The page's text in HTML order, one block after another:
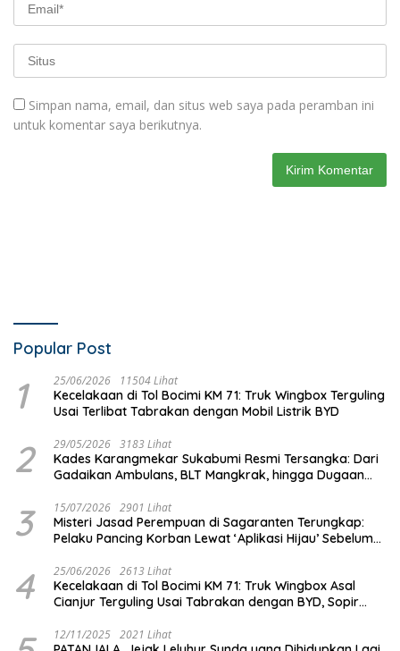
Simpan nama, email, dan situs web saya pada peramban ini
untuk komentar saya berikutnya.
Popular Post
1 25/06/2026 11504 Lihat
Kecelakaan di Tol Bocimi KM 71: Truk Wingbox Terguling
Usai Terlibat Tabrakan dengan Mobil Listrik BYD
2 29/05/2026 3183 Lihat
Kades Karangmekar Sukabumi Resmi Tersangka: Dari
Gadaikan Ambulans, BLT Mangkrak, hingga Dugaan
3 15/07/2026 2901 Lihat
Misteri Jasad Perempuan di Sagaranten Terungkap:
Pelaku Pancing Korban Lewat ‘Aplikasi Hijau’ Sebelum
4 25/06/2026 2613 Lihat
Kecelakaan di Tol Bocimi KM 71: Truk Wingbox Asal
Cianjur Terguling Usai Tabrakan dengan BYD, Sopir
12/11/2025 2021 Lihat